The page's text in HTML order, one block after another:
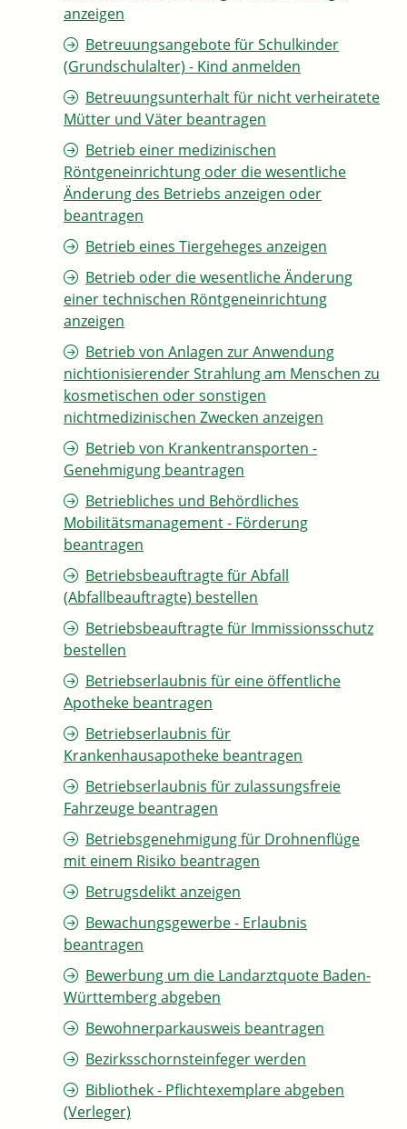
anzeigen
Betreuungsangebote für Schulkinder
(Grundschulalter) - Kind anmelden
Betreuungsunterhalt für nicht verheiratete
Mütter und Väter beantragen
Betrieb einer medizinischen
Röntgeneinrichtung oder die wesentliche
Änderung des Betriebs anzeigen oder
beantragen
Betrieb eines Tiergeheges anzeigen
Betrieb oder die wesentliche Änderung
einer technischen Röntgeneinrichtung
anzeigen
Betrieb von Anlagen zur Anwendung
nichtionisierender Strahlung am Menschen zu
kosmetischen oder sonstigen
nichtmedizinischen Zwecken anzeigen
Betrieb von Krankentransporten -
Genehmigung beantragen
Betriebliches und Behördliches
Mobilitätsmanagement - Förderung
beantragen
Betriebsbeauftragte für Abfall
(Abfallbeauftragte) bestellen
Betriebsbeauftragte für Immissionsschutz
bestellen
Betriebserlaubnis für eine öffentliche
Apotheke beantragen
Betriebserlaubnis für
Krankenhausapotheke beantragen
Betriebserlaubnis für zulassungsfreie
Fahrzeuge beantragen
Betriebsgenehmigung für Drohnenflüge
mit einem Risiko beantragen
Betrugsdelikt anzeigen
Bewachungsgewerbe - Erlaubnis
beantragen
Bewerbung um die Landarztquote Baden-
Württemberg abgeben
Bewohnerparkausweis beantragen
Bezirksschornsteinfeger werden
Bibliothek - Pflichtexemplare abgeben
(Verleger)